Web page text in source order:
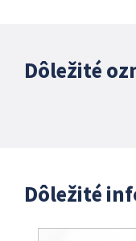
Dôležité
Dôležité